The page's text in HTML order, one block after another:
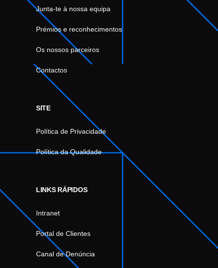
Junta-te à nossa equipa
Prémios e reconhecimentos
Os nossos parceiros
Contactos
SITE
Política de Privacidade
Política da Qualidade
LINKS RÁPIDOS
Intranet
Portal de Clientes
Canal de Denúncia